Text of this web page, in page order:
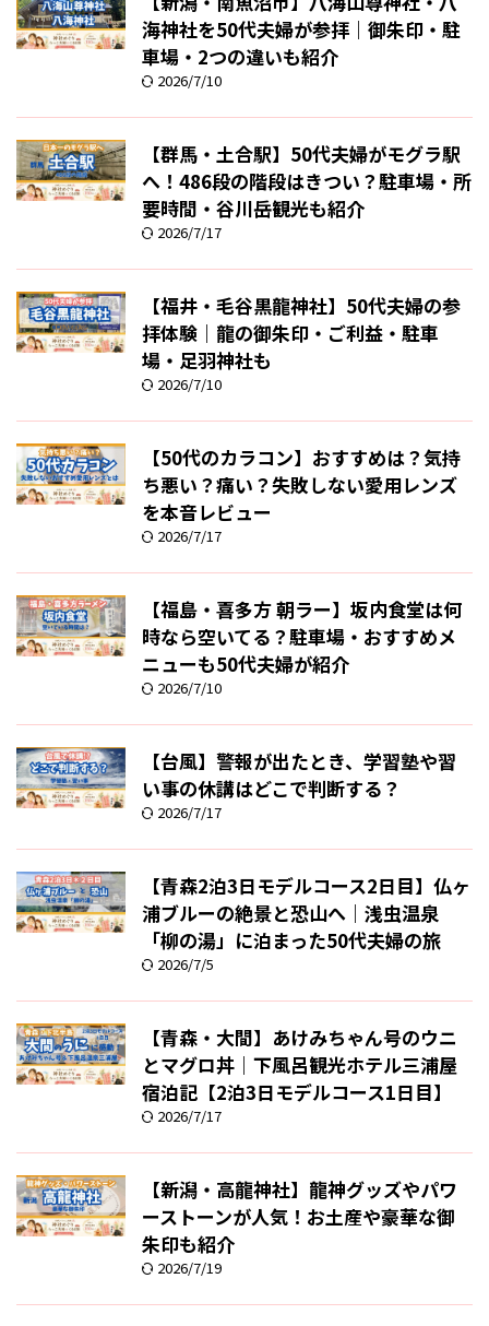
海神社を50代夫婦が参拝｜御朱印・駐
車場・2つの違いも紹介
2026/7/10
【群馬・土合駅】50代夫婦がモグラ駅
へ！486段の階段はきつい？駐車場・所
要時間・谷川岳観光も紹介
2026/7/17
【福井・毛谷黒龍神社】50代夫婦の参
拝体験｜龍の御朱印・ご利益・駐車
場・足羽神社も
2026/7/10
【50代のカラコン】おすすめは？気持
ち悪い？痛い？失敗しない愛用レンズ
を本音レビュー
2026/7/17
【福島・喜多方 朝ラー】坂内食堂は何
時なら空いてる？駐車場・おすすめメ
ニューも50代夫婦が紹介
2026/7/10
【台風】警報が出たとき、学習塾や習
い事の休講はどこで判断する？
2026/7/17
【青森2泊3日モデルコース2日目】仏ヶ
浦ブルーの絶景と恐山へ｜浅虫温泉
「柳の湯」に泊まった50代夫婦の旅
2026/7/5
【青森・大間】あけみちゃん号のウニ
とマグロ丼｜下風呂観光ホテル三浦屋
宿泊記【2泊3日モデルコース1日目】
2026/7/17
【新潟・高龍神社】龍神グッズやパワ
ーストーンが人気！お土産や豪華な御
朱印も紹介
2026/7/19